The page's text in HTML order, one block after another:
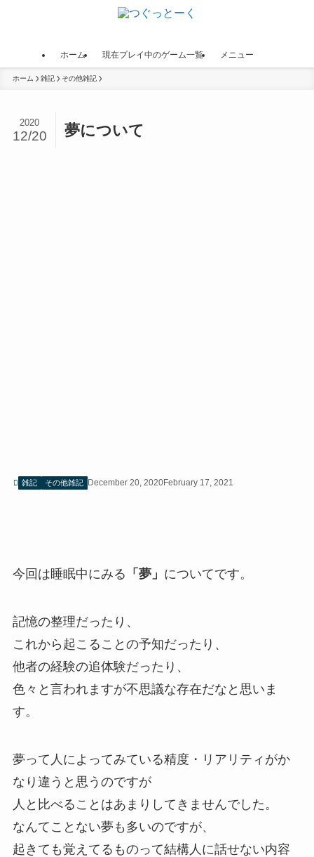
ホーム 現在プレイ中のゲーム一覧 メニュー
ホーム 雑記 その他雑記
夢について
2020
12/20
雑記 その他雑記 December 20, 2020February 17, 2021
今回は睡眠中にみる 「夢」 についてです。
記憶の整理だったり、
これから起こることの予知だったり、
他者の経験の追体験だったり、
色々と言われますが不思議な存在だなと思いま
す。
夢って人によってみている精度・リアリティがか
なり違うと思うのですが
人と比べることはあまりしてきませんでした。
なんてことない夢も多いのですが、
起きても覚えてるものって結構人に話せない内容